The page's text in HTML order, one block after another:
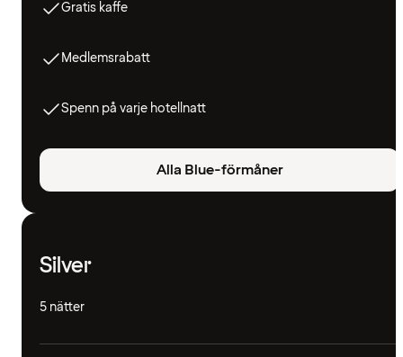
Gratis kaffe
Medlemsrabatt
Spenn på varje hotellnatt
Alla Blue-förmåner
Silver
5 nätter